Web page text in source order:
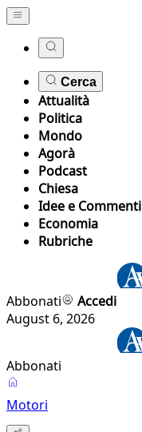
Cerca
Attualità
Politica
Mondo
Agorà
Podcast
Chiesa
Idee e Commenti
Economia
Rubriche
Abbonati
Accedi
August 6, 2026
Abbonati
Motori